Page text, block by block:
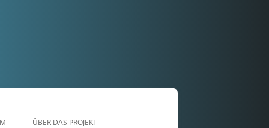
ÜBER DAS PROJEKT